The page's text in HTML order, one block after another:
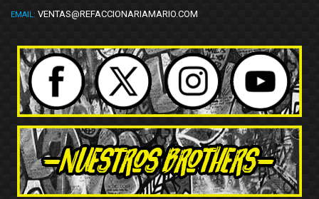
EMAIL: VENTAS@REFACCIONARIAMARIO.COM